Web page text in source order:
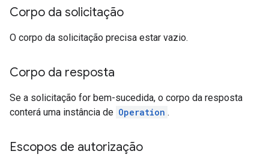
Corpo da solicitação
O corpo da solicitação precisa estar vazio.
Corpo da resposta
Se a solicitação for bem-sucedida, o corpo da resposta
conterá uma instância de Operation .
Escopos de autorização